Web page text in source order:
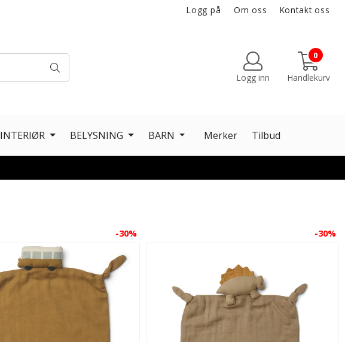
Logg på Om oss Kontakt oss
Logg inn
0
Handlekurv
INTERIØR BELYSNING BARN Merker Tilbud
-30% -30%